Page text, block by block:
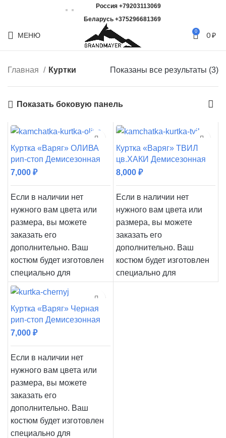
Россия +79203113069
Беларусь +375296681369
МЕНЮ 0 0₽
Главная Куртки Показаны все результаты (3)
Показать боковую панель
Куртка «Варяг» ОЛИВА
рип-стоп Демисезонная
7,000 ₽
Если в наличии нет
нужного вам цвета или
размера, вы можете
заказать его
дополнительно. Ваш
костюм будет изготовлен
специально для
Куртка «Варяг» ТВИЛ
цв.ХАКИ Демисезонная
8,000 ₽
Если в наличии нет
нужного вам цвета или
размера, вы можете
заказать его
дополнительно. Ваш
костюм будет изготовлен
специально для
Куртка «Варяг» Черная
рип-стоп Демисезонная
7,000 ₽
Если в наличии нет
нужного вам цвета или
размера, вы можете
заказать его
дополнительно. Ваш
костюм будет изготовлен
специально для